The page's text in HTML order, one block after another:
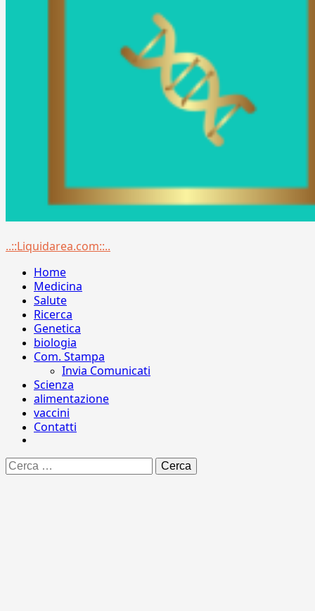
Menu
..::Liquidarea.com::..
Home
Medicina
Salute
Ricerca
Genetica
biologia
Com. Stampa
Invia Comunicati
Scienza
alimentazione
vaccini
Contatti
Ricerca
per: